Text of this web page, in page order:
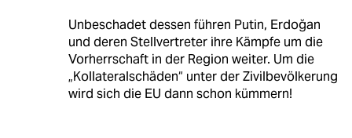
Unbeschadet dessen führen Putin, Erdoğan
und deren Stellvertreter ihre Kämpfe um die
Vorherrschaft in der Region weiter. Um die
„Kollateralschäden“ unter der Zivilbevölkerung
wird sich die EU dann schon kümmern!